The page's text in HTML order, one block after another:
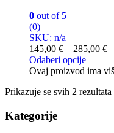
0 out of 5
(0)
SKU: n/a
145,00 € – 285,00 €
Odaberi opcije
Ovaj proizvod ima
Prikazuje se svih 2 rezultata
Kategorije